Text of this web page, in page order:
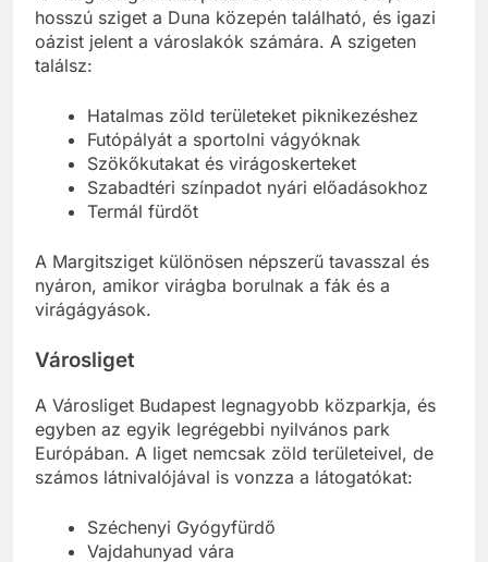
A Margitsziget Budapest zöld szíve. Ez a 2,5 km
hosszú sziget a Duna közepén található, és igazi
oázist jelent a városlakók számára. A szigeten
Hatalmas zöld területeket piknikezéshez
Futópályát a sportolni vágyóknak
Szökőkutakat és virágoskerteket
Szabadtéri színpadot nyári előadásokhoz
A Margitsziget különösen népszerű tavasszal és
nyáron, amikor virágba borulnak a fák és a
Városliget
A Városliget Budapest legnagyobb közparkja, és
egyben az egyik legrégebbi nyilvános park
Európában. A liget nemcsak zöld területeivel, de
Széchenyi Gyógyfürdő